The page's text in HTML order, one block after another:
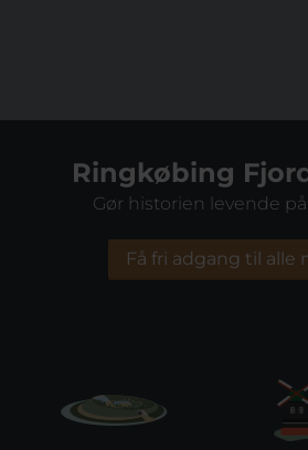
Ringkøbing
Gør historien levende
Få fri adgang til alle